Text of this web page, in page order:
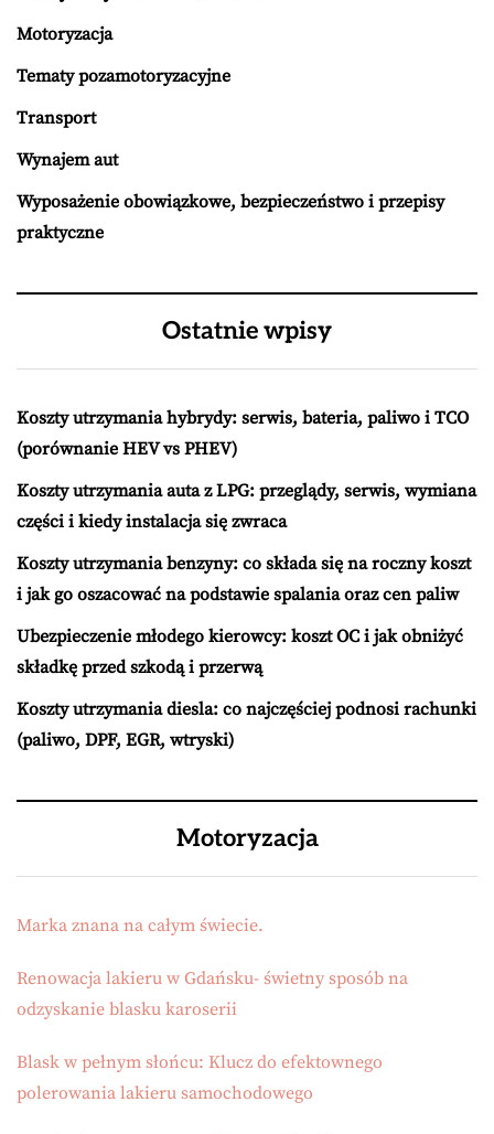
Motoryzacja
Tematy pozamotoryzacyjne
Transport
Wynajem aut
Wyposażenie obowiązkowe, bezpieczeństwo i przepisy
praktyczne
Ostatnie wpisy
Koszty utrzymania hybrydy: serwis, bateria, paliwo i TCO
(porównanie HEV vs PHEV)
Koszty utrzymania auta z LPG: przeglądy, serwis, wymiana
części i kiedy instalacja się zwraca
Koszty utrzymania benzyny: co składa się na roczny koszt
i jak go oszacować na podstawie spalania oraz cen paliw
Ubezpieczenie młodego kierowcy: koszt OC i jak obniżyć
składkę przed szkodą i przerwą
Koszty utrzymania diesla: co najczęściej podnosi rachunki
(paliwo, DPF, EGR, wtryski)
Motoryzacja
Marka znana na całym świecie.
Renowacja lakieru w Gdańsku- świetny sposób na
odzyskanie blasku karoserii
Blask w pełnym słońcu: Klucz do efektownego
polerowania lakieru samochodowego